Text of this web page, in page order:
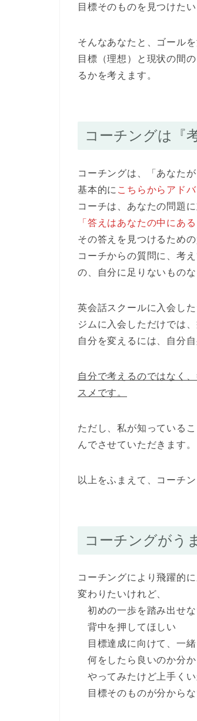
目標そのものを見つけたい
そんなあなたと、ゴール
目標（理想）と現状の間
るかを考えます。
コーチングは『
コーチングは、「あなた
基本的に こちらからアド
コーチは、あなたの問題
「答えはあなたの中にある
その答えを見つけるため
コーチからの質問に、考
の、自分に足りないもの
英会話スクールに入会し
ジムに入会しただけでは、
自分を変えるには、自分
自分で考えるのではなく
スメです。
ただし、私が知っている
んでさせていただきます。
以上をふまえて、コーチ
コーチングがう
コーチングにより飛躍的に
変わりたいけれど、
初めの一歩を踏み出せな
背中を押してほしい
目標達成に向けて、一緒
何をしたら良いのか分か
やってみたけど上手くい
目標そのものが分からな